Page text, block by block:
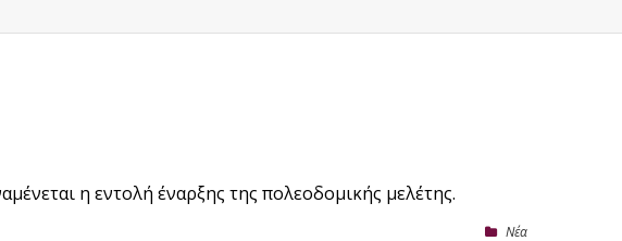
η εντολή έναρξης της πολεοδομικής μελέτης.
Nέα